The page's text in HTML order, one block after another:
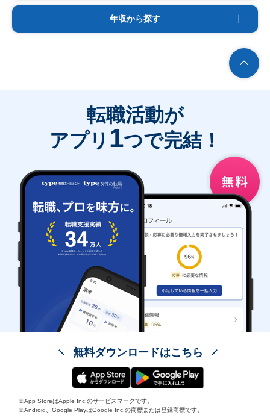
年収から探す
転職活動が
アプリ 1つで完結！
無料ダウンロードはこちら
※App StoreはApple Inc.のサービスマークです。
※Android、Google PlayはGoogle Inc.の商標または登録商標です。